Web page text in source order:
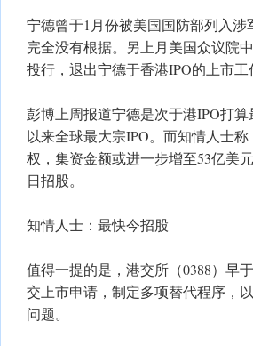
宁德曾于1月份被美国国防部列入
完全没有根据。另上月美国众议院
投行，退出宁德于香港IPO的上市工
彭博上周报道宁德是次于港IPO打
以来全球最大宗IPO。而知情人士
权，集资金额或进一步增至53亿美
日招股。
知情人士：最快今招股
值得一提的是，港交所（0388）早
交上市申请，制定多项替代程序，
问题。